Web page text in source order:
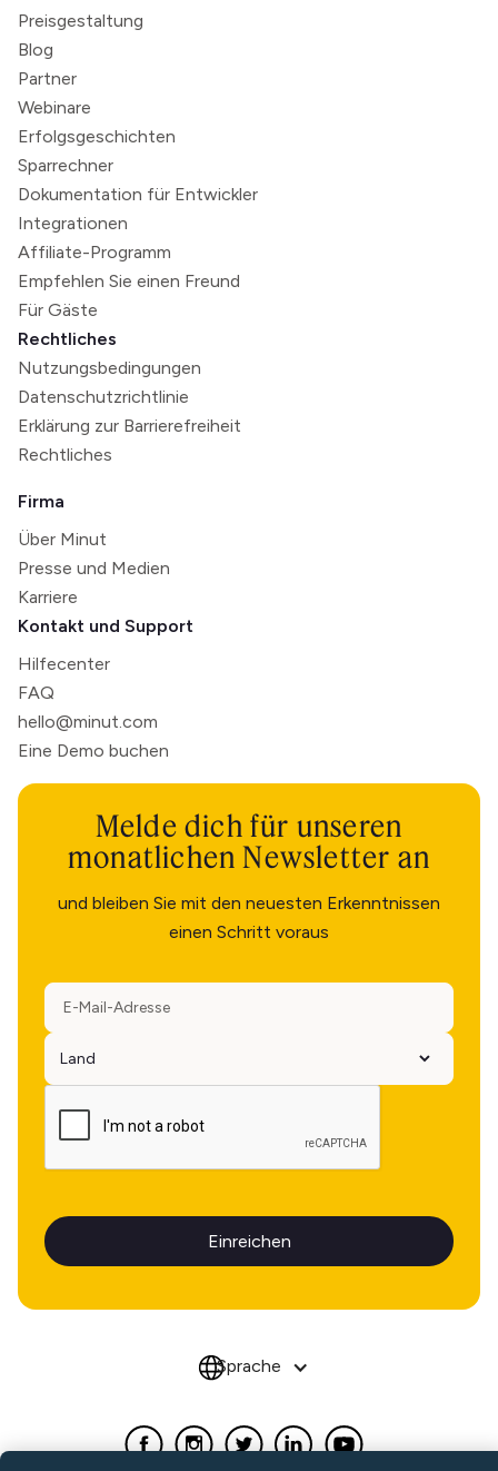
Preisgestaltung
Blog
Partner
Webinare
Erfolgsgeschichten
Sparrechner
Dokumentation für Entwickler
Integrationen
Affiliate-Programm
Empfehlen Sie einen Freund
Für Gäste
Rechtliches
Nutzungsbedingungen
Datenschutzrichtlinie
Erklärung zur Barrierefreiheit
Rechtliches
Firma
Über Minut
Presse und Medien
Karriere
Kontakt und Support
Hilfecenter
FAQ
hello@minut.com
Eine Demo buchen
Melde dich für unseren
monatlichen Newsletter an
und bleiben Sie mit den neuesten Erkenntnissen
einen Schritt voraus
Sprache